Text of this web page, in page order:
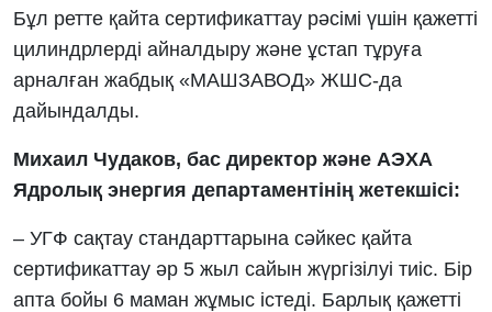
Бұл ретте қайта сертификаттау рәсімі үшін қажетті
цилиндрлерді айналдыру және ұстап тұруға
арналған жабдық «МАШЗАВОД» ЖШС-да
дайындалды.
Михаил Чудаков, бас директор және АЭХА
Ядролық энергия департаментінің жетекшісі:
– УГФ сақтау стандарттарына сәйкес қайта
сертификаттау әр 5 жыл сайын жүргізілуі тиіс. Бір
апта бойы 6 маман жұмыс істеді. Барлық қажетті